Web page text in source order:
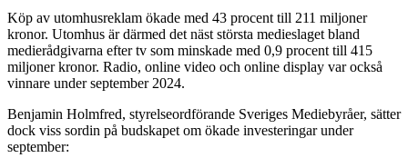
Köp av utomhusreklam ökade med 43 procent till 211 miljoner
kronor. Utomhus är därmed det näst största medieslaget bland
medierådgivarna efter tv som minskade med 0,9 procent till 415
miljoner kronor. Radio, online video och online display var också
vinnare under september 2024.
Benjamin Holmfred, styrelseordförande Sveriges Mediebyråer, sätter
dock viss sordin på budskapet om ökade investeringar under
september: